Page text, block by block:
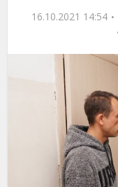
16.10.2021 14:54